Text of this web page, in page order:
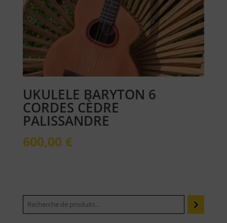
UKULELE BARYTON 6
CORDES CÈDRE
PALISSANDRE
600,00 €